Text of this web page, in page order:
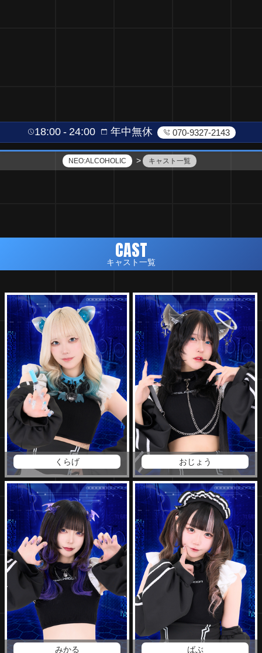
18:00 24:00 年中無休 070-9327-2143
NEO:ALCOHOLIC キャスト一覧
CAST
キャスト一覧
くらげ おじょう
みかる ばぶ